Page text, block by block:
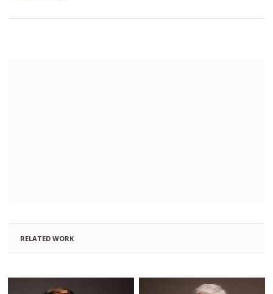
RELATED WORK